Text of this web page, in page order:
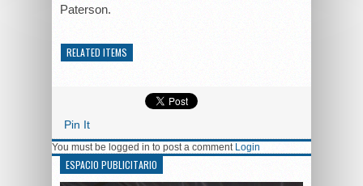
Paterson.
RELATED ITEMS
Pin It
You must be logged in to post a comment Login
ESPACIO PUBLICITARIO